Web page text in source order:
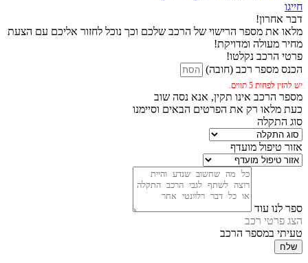
חייגו
דבר אחרון!
מלאו את מספר הרישוי של הרכב שלכם וכך נוכל לחזור אליכם עם הצעת
מחיר מעולה ומדויקת!
פרטי הרכב נקלטו!
הכנס מספר רכב (חובה)
יש להזין לפחות 5 תווים.
מספר הרכב אינו תקין, אנא נסה שוב
כעת מלאו רק את הפרטים הבאים וסיימנו
סוג התקלה
אזור טיפול מועדף
ספר לנו עוד
הצג פרטי רכב
טעיתי במספר הרכב
שלח